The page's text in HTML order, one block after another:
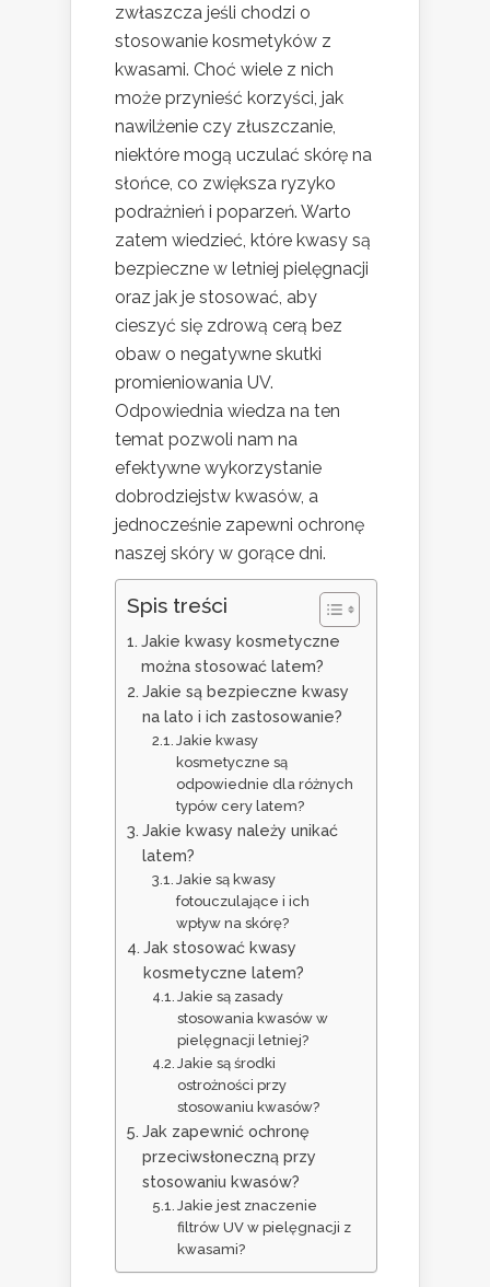
zwłaszcza jeśli chodzi o
stosowanie kosmetyków z
kwasami. Choć wiele z nich
może przynieść korzyści, jak
nawilżenie czy złuszczanie,
niektóre mogą uczulać skórę na
słońce, co zwiększa ryzyko
podrażnień i poparzeń. Warto
zatem wiedzieć, które kwasy są
bezpieczne w letniej pielęgnacji
oraz jak je stosować, aby
cieszyć się zdrową cerą bez
obaw o negatywne skutki
promieniowania UV.
Odpowiednia wiedza na ten
temat pozwoli nam na
efektywne wykorzystanie
dobrodziejstw kwasów, a
jednocześnie zapewni ochronę
naszej skóry w gorące dni.
Spis treści
Jakie kwasy kosmetyczne
można stosować latem?
Jakie są bezpieczne kwasy
na lato i ich zastosowanie?
Jakie kwasy
kosmetyczne są
odpowiednie dla różnych
typów cery latem?
Jakie kwasy należy unikać
latem?
Jakie są kwasy
fotouczulające i ich
wpływ na skórę?
Jak stosować kwasy
kosmetyczne latem?
Jakie są zasady
stosowania kwasów w
pielęgnacji letniej?
Jakie są środki
ostrożności przy
stosowaniu kwasów?
Jak zapewnić ochronę
przeciwsłoneczną przy
stosowaniu kwasów?
Jakie jest znaczenie
filtrów UV w pielęgnacji z
kwasami?